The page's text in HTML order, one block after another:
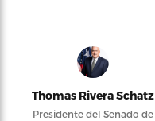
Thomas Rivera Schatz
Presidente del Senado de